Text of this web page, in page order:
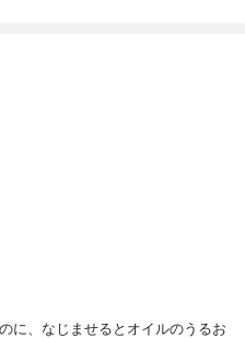
に、なじませるとオイルのうるお